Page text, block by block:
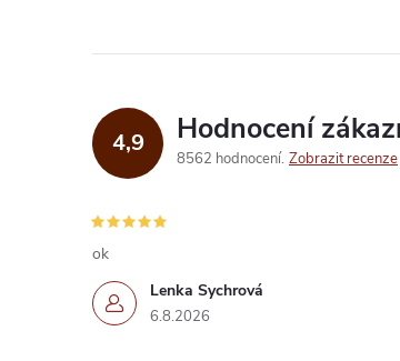
4,9 Hodnocení
8562 hodnocení Zobrazit recenze
Lenka Sychrová
6.8.2026
ok